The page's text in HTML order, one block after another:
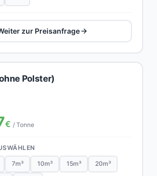
zur Preisanfrage
Polster)
€ / Tonne
7m³ 10m³ 15m³ 20m³